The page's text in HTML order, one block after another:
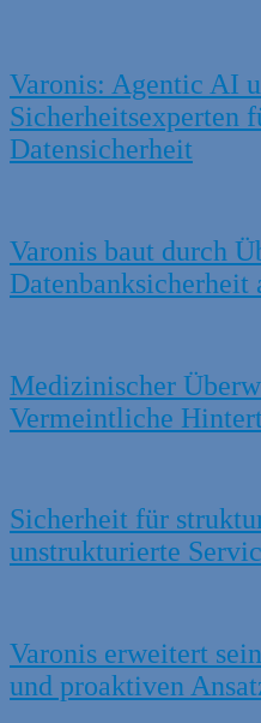
Varonis: Agentic AI
Sicherheitsexperten
Datensicherheit
Varonis baut durch
Datenbanksicherheit
Medizinischer
Vermeintliche
Sicherheit für
unstrukturierte
Varonis erweitert
und proaktiven